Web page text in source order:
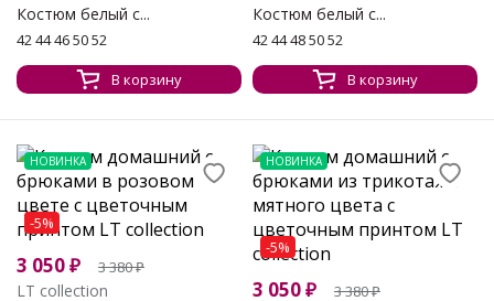
Костюм белый с...
42 44 46 50 52
В корзину
Костюм белый с...
42 44 48 50 52
В корзину
НОВИНКА
-5%
3 050₽ 3 380₽
LT collection
НОВИНКА
-5%
3 050₽ 3 380₽